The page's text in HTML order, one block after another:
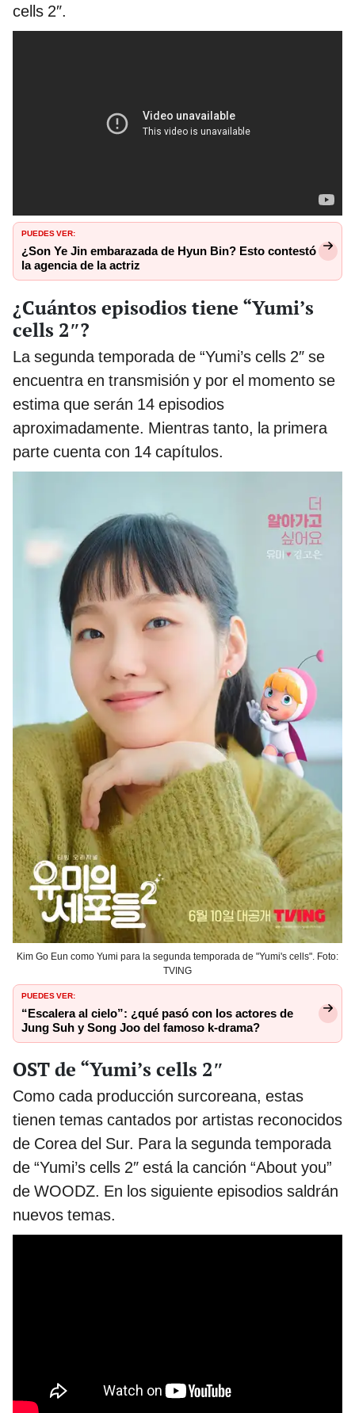
cells 2″.
PUEDES VER:
¿Son Ye Jin embarazada de Hyun Bin? Esto contestó
la agencia de la actriz
¿Cuántos episodios tiene “Yumi’s
cells 2″?
La segunda temporada de “Yumi’s cells 2″ se
encuentra en transmisión y por el momento se
estima que serán 14 episodios
aproximadamente. Mientras tanto, la primera
parte cuenta con 14 capítulos.
Kim Go Eun como Yumi para la segunda temporada de "Yumi's cells". Foto:
TVING
PUEDES VER:
“Escalera al cielo”: ¿qué pasó con los actores de
Jung Suh y Song Joo del famoso k-drama?
OST de “Yumi’s cells 2″
Como cada producción surcoreana, estas
tienen temas cantados por artistas reconocidos
de Corea del Sur. Para la segunda temporada
de “Yumi’s cells 2″ está la canción “About you”
de WOODZ. En los siguiente episodios saldrán
nuevos temas.